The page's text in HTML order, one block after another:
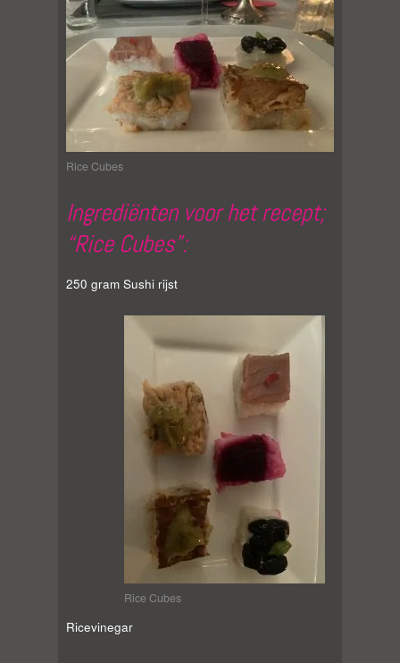
Rice Cubes
Ingrediënten voor het recept;
“Rice Cubes”:
250 gram Sushi rijst
Rice Cubes
Ricevinegar